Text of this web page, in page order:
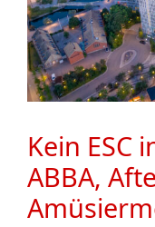
Kein ESC
ABBA,